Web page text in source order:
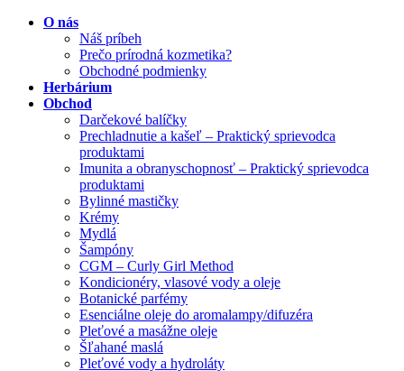
O nás
Náš príbeh
Prečo prírodná kozmetika?
Obchodné podmienky
Herbárium
Obchod
Darčekové balíčky
Prechladnutie a kašeľ – Praktický sprievodca
produktami
Imunita a obranyschopnosť – Praktický sprievodca
produktami
Bylinné mastičky
Krémy
Mydlá
Šampóny
CGM – Curly Girl Method
Kondicionéry, vlasové vody a oleje
Botanické parfémy
Esenciálne oleje do aromalampy/difuzéra
Pleťové a masážne oleje
Šľahané maslá
Pleťové vody a hydroláty